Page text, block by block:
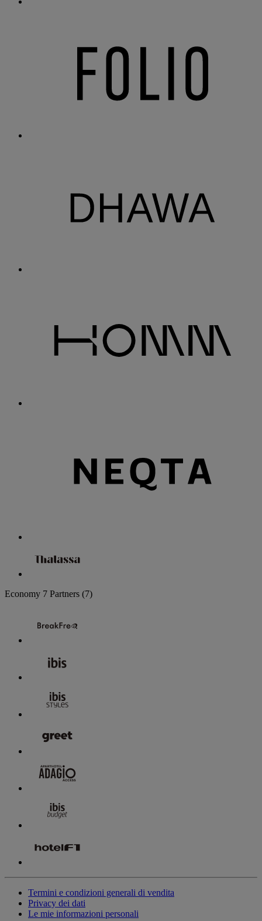
Economy 7 Partners (7)
Termini e condizioni generali di vendita
Privacy dei dati
Le mie informazioni personali